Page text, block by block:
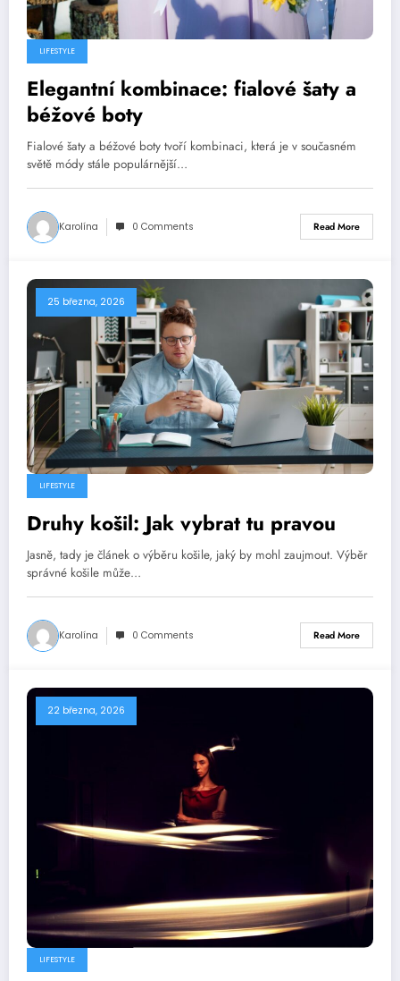
LIFESTYLE
Elegantní kombinace: fialové šaty a
béžové boty
Fialové šaty a béžové boty tvoří kombinaci, která je v současném
světě módy stále populárnější…
Karolína 0 Comments Read More
25 března, 2026
LIFESTYLE
Druhy košil: Jak vybrat tu pravou
Jasně, tady je článek o výběru košile, jaký by mohl zaujmout. Výběr
správné košile může…
Karolína 0 Comments Read More
22 března, 2026
LIFESTYLE